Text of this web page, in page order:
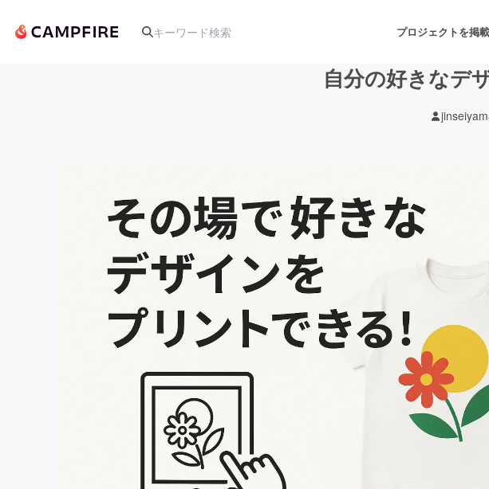
プロジェクトを掲
アート・写真
テクノロジー・ガジェット ゲーム・サービス開発
映像・映画 書籍・雑誌出版
ビジネス・起業 チャレンジ
まちづくり・地域活性化
CAMPFIRE for
CAMPFIREふ
自分の好きなデ